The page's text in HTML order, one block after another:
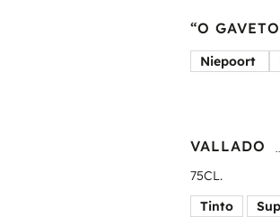
“O
Niepoort
VALLADO
75CL.
Tinto